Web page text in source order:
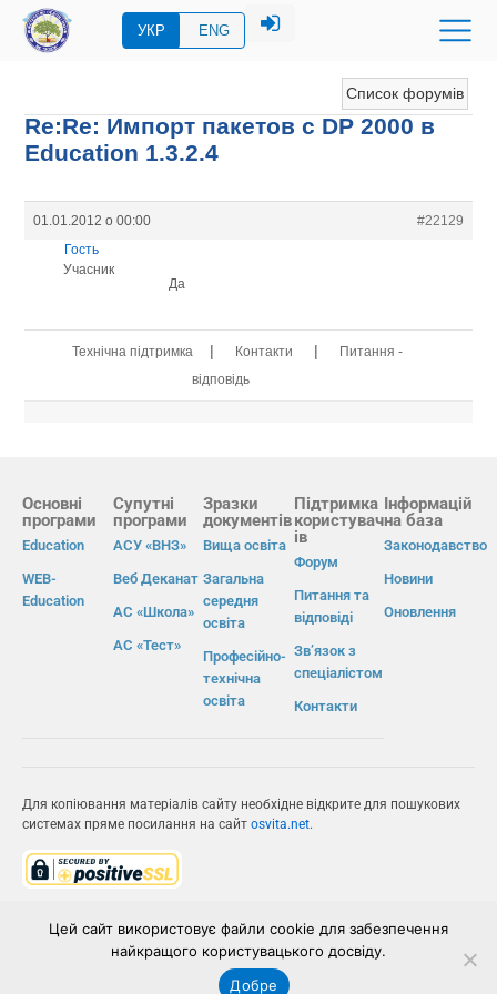
УКР ENG
Список форумів
Re:Re: Импорт пакетов с DP 2000 в
Eduсation 1.3.2.4
01.01.2012 о 00:00
#22129
Гость
Учасник
Да
Технічна підтримка | Контакти |
Питання -
відповідь
Основні
програми
Education
WEB-
Education
Супутні
програми
АСУ «ВНЗ»
Веб Деканат
АС «Школа»
АС «Тест»
Зразки
документів
Вища освіта
Загальна
середня
освіта
Професійно-
технічна
освіта
Підтримка
користувач
ів
Форум
Питання та
відповіді
Зв’язок з
спеціалістом
Контакти
Інформацій
на база
Законодавство
Новини
Оновлення
Для копіювання матеріалів сайту необхідне відкрите для пошукових
системах пряме посилання на сайт osvita.net.
ІВС «ОСВІТА»
Цей сайт використовує файли cookie для забезпечення
найкращого користувацького досвіду.
Добре